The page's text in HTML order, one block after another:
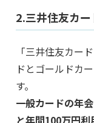
2.三井住友カ
「三井住友カー
ドとゴールドカ
す。
一般カードの年
と年間100万円